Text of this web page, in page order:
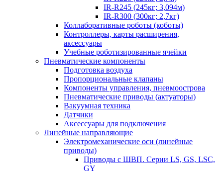
IR-R245 (245кг; 3,094м)
IR-R300 (300кг; 2,7кг)
Коллаборативные роботы (коботы)
Контроллеры, карты расширения,
аксессуары
Учебные роботизированные ячейки
Пневматические компоненты
Подготовка воздуха
Пропорциональные клапаны
Компоненты управления, пневмоострова
Пневматические приводы (актуаторы)
Вакуумная техника
Датчики
Аксессуары для подключения
Линейные направляющие
Электромеханические оси (линейные
приводы)
Приводы с ШВП. Серии LS, GS, LSC,
GY